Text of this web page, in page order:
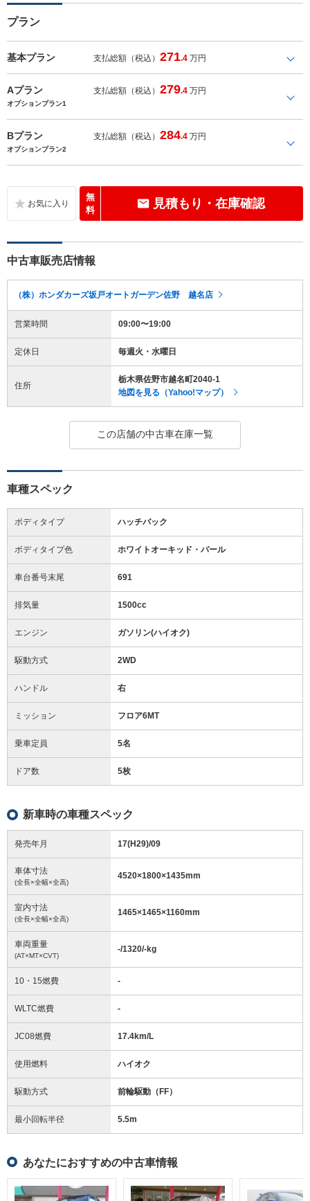
プラン
基本プラン 支払総額（税込）271.4 万円
Aプラン 支払総額（税込）279.4 万円
オプションプラン1
Bプラン 支払総額（税込）284.4 万円
オプションプラン2
無
料
見積もり・在庫確認
中古車販売店情報
（株）ホンダカーズ坂戸オートガーデン佐野 越名店
営業時間 09:00〜19:00
定休日 毎週火・水曜日
住所
栃木県佐野市越名町2040-1
地図を見る（Yahoo!マップ）
この店舗の中古車在庫一覧
車種スペック
ボディタイプ ハッチバック
ボディタイプ色 ホワイトオーキッド・パール
車台番号末尾 691
排気量 1500cc
エンジン ガソリン(ハイオク)
駆動方式 2WD
ハンドル 右
ミッション フロア6MT
乗車定員 5名
ドア数 5枚
新車時の車種スペック
発売年月 17(H29)/09
車体寸法
(全長×全幅×全高)
4520×1800×1435mm
室内寸法
(全長×全幅×全高)
1465×1465×1160mm
車両重量
(AT×MT×CVT)
-/1320/-kg
10・15燃費 -
WLTC燃費 -
JC08燃費 17.4km/L
使用燃料 ハイオク
駆動方式 前輪駆動（FF）
最小回転半径 5.5m
あなたにおすすめの中古車情報